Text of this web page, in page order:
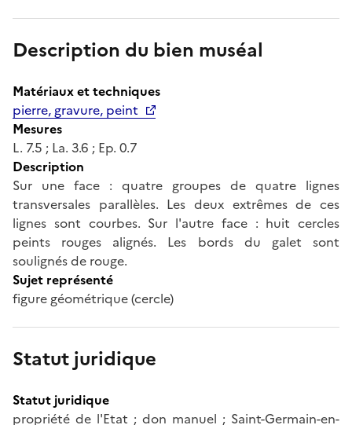
Description du bien muséal
Matériaux et techniques
pierre, gravure, peint
Mesures
L. 7.5 ; La. 3.6 ; Ep. 0.7
Description
Sur une face : quatre groupes de quatre lignes
transversales parallèles. Les deux extrêmes de ces
lignes sont courbes. Sur l'autre face : huit cercles
peints rouges alignés. Les bords du galet sont
soulignés de rouge.
Sujet représenté
figure géométrique (cercle)
Statut juridique
Statut juridique
propriété de l'Etat ; don manuel ; Saint-Germain-en-